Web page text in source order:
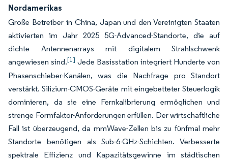
Nordamerikas
Große Betreiber in China, Japan und den Vereinigten Staaten
aktivierten im Jahr 2025 5G-Advanced-Standorte, die auf
dichte Antennenarrays mit digitalem Strahlschwenk
angewiesen sind.[1] Jede Basisstation integriert Hunderte von
Phasenschieber-Kanälen, was die Nachfrage pro Standort
verstärkt. Silizium-CMOS-Geräte mit eingebetteter Steuerlogik
dominieren, da sie eine Fernkalibrierung ermöglichen und
strenge Formfaktor-Anforderungen erfüllen. Der wirtschaftliche
Fall ist überzeugend, da mmWave-Zellen bis zu fünfmal mehr
Standorte benötigen als Sub-6-GHz-Schichten. Verbesserte
spektrale Effizienz und Kapazitätsgewinne im städtischen